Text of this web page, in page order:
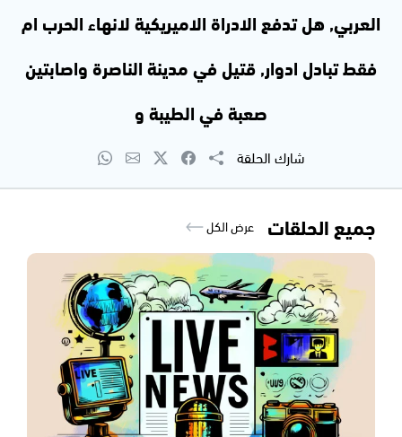
العربي, هل تدفع الادراة الاميريكية لانهاء الحرب ام
فقط تبادل ادوار, قتيل في مدينة الناصرة واصابتين
صعبة في الطيبة و
شارك الحلقة
جميع الحلقات عرض الكل